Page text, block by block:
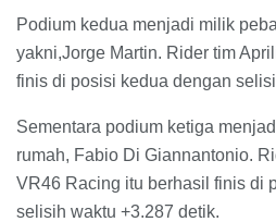
Podium kedua menjadi milik
yakni,Jorge Martin. Rider tim
finis di posisi kedua dengan
Sementara podium ketiga
rumah, Fabio Di Giannantonio.
VR46 Racing itu berhasil finis di
selisih waktu +3.287 detik.